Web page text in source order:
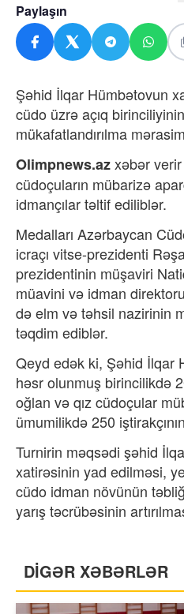
Paylaşın
Şəhid İlqar Hümbətovun
cüdo üzrə açıq
mükafatlandırılma
Olimpnews.azxəbər
cüdoçuların mübarizə
idmançılar təltif ediliblər.
Medalları Azərbaycan
icraçı vitse-prezidenti
prezidentinin müşaviri
müavini və idman
də elm və təhsil nazirinin
təqdim ediblər.
Qeyd edək ki, Şəhid İlqar
həsr olunmuş birincilikdə
oğlan və qız cüdoçular
ümumilikdə 250
Turnirin məqsədi şəhid
xatirəsinin yad edilməsi,
cüdo idman növünün
yarış təcrübəsinin
DİGƏR XƏBƏRLƏR